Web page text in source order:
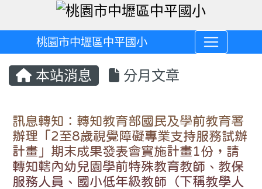
桃園市中壢區中平國小
本站消息 分月文章
訊息轉知：轉知教育部國民及學前教育署
辦理「2至8歲視覺障礙專業支持服務試辦
計畫」期末成果發表會實施計畫1份，請
轉知轄內幼兒園學前特殊教育教師、教保
服務人員、國小低年級教師（下稱教學人